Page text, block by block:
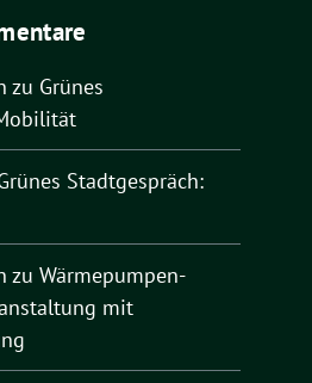
zu Grünes
Stadtgespräch:
zu Wärmepumpen-
mit